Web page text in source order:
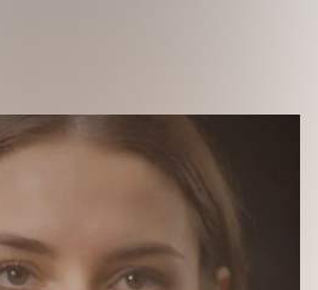
заявку” Вы даете
персональных данных
консультацию